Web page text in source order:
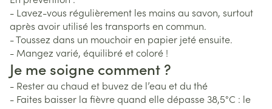
- Lavez-vous régulièrement les mains au savon, surtout
après avoir utilisé les transports en commun.
- Toussez dans un mouchoir en papier jeté ensuite.
- Mangez varié, équilibré et coloré !
Je me soigne comment ?
- Rester au chaud et buvez de l’eau et du thé
- Faites baisser la fièvre quand elle dépasse 38,5°C : le